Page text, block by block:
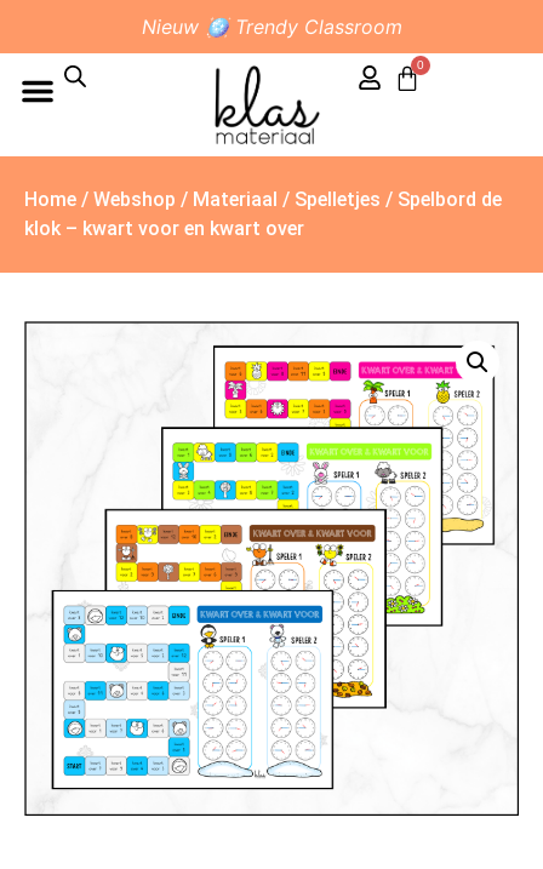
Nieuw 🪩 Trendy Classroom
0
Home / Webshop / Materiaal / Spelletjes / Spelbord de
klok – kwart voor en kwart over